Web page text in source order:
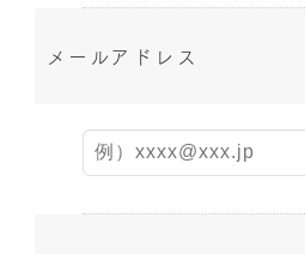
メールアドレス